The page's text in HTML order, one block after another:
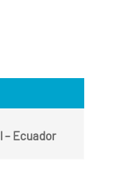
– Ecuador